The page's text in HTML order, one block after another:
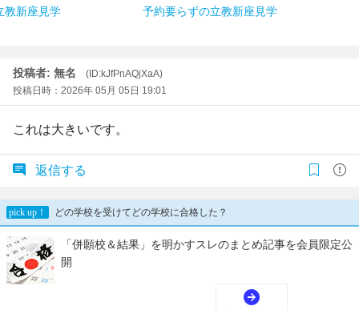
教新座見学
予約要らずの立教新座見学
投稿者: 無名
(ID:kJfPnAQjXaA)
投稿日時：2026年 05月 05日 19:01
これは大きいです。
返信する